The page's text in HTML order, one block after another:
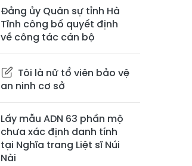
Đảng ủy Quân sự tỉnh Hà
Tĩnh công bố quyết định
về công tác cán bộ
Tôi là nữ tổ viên bảo vệ
an ninh cơ sở
Lấy mẫu ADN 63 phần mộ
chưa xác định danh tính
tại Nghĩa trang Liệt sĩ Núi
Nài